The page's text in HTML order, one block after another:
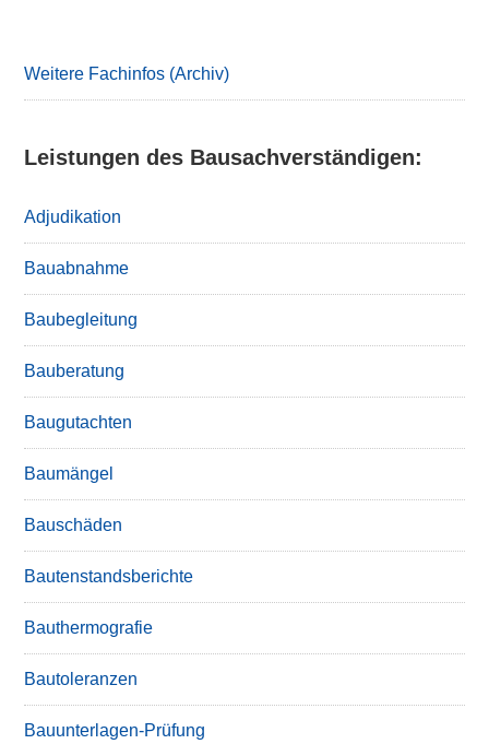
Weitere Fachinfos (Archiv)
Leistungen des Bausachverständigen:
Adjudikation
Bauabnahme
Baubegleitung
Bauberatung
Baugutachten
Baumängel
Bauschäden
Bautenstandsberichte
Bauthermografie
Bautoleranzen
Bauunterlagen-Prüfung